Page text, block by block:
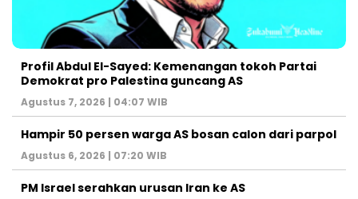
Profil Abdul El-Sayed: Kemenangan tokoh Partai
Demokrat pro Palestina guncang AS
Agustus 7, 2026 | 04:07 WIB
Hampir 50 persen warga AS bosan calon dari parpol
Agustus 6, 2026 | 07:20 WIB
PM Israel serahkan urusan Iran ke AS